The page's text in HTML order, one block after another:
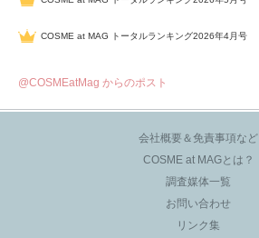
COSME at MAG トータルランキング2026年4月号
@COSMEatMag からのポスト
会社概要＆免責事項など
COSME at MAGとは？
調査媒体一覧
お問い合わせ
リンク集